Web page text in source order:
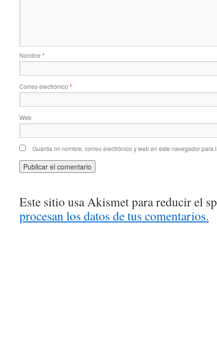
Nombre *
Correo electrónico *
Web
Guarda mi nombre, correo electrónico y web en este navegador para
Este sitio usa Akismet para reducir el
procesan los datos de tus comentarios.